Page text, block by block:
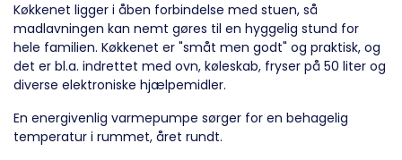
Køkkenet ligger i åben forbindelse med stuen, så
madlavningen kan nemt gøres til en hyggelig stund for
hele familien. Køkkenet er "småt men godt" og praktisk, og
det er bl.a. indrettet med ovn, køleskab, fryser på 50 liter og
diverse elektroniske hjælpemidler.
En energivenlig varmepumpe sørger for en behagelig
temperatur i rummet, året rundt.